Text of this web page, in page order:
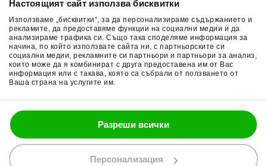
Настоящият сайт използва бисквитки
Използваме „бисквитки“, за да персонализираме съдържанието и
рекламите, да предоставяме функции на социални медии и да
анализираме трафика си. Също така споделяме информация за
начина, по който използвате сайта ни, с партньорските си
социални медии, рекламните си партньори и партньори за анализ,
които може да я комбинират с друга предоставена им от Вас
информация или с такава, която са събрали от ползването от
Ваша страна на услугите им.
Разреши всички
Персонализация
Връщане на стока
Общи условия
Поверителност
Политика за бисквитки
Очила за мотор
Раници за мотор
Ръкавици за мотор
Части за мотор
088 200 7002
shop@bobimx.com